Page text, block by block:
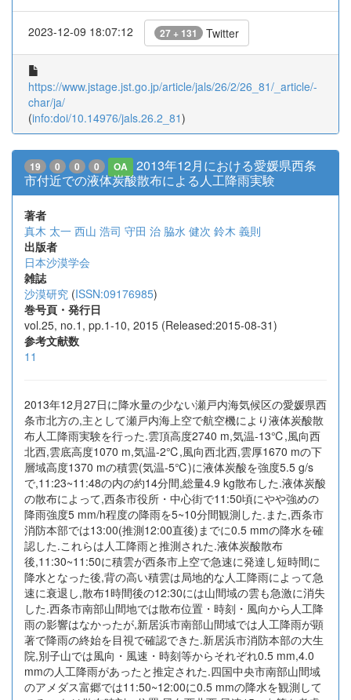
2023-12-09 18:07:12 27 + 131 Twitter
https://www.jstage.jst.go.jp/article/jals/26/2/26_81/_article/-
char/ja/
(info:doi/10.14976/jals.26.2_81)
19 0 0 0 OA
2013年12月における愛媛県西条
市付近での液体炭酸散布による人工降雨実験
著者
真木 太一 西山 浩司 守田 治 脇水 健次 鈴木 義則
出版者
日本沙漠学会
雑誌
沙漠研究 (ISSN:09176985)
巻号頁・発行日
vol.25, no.1, pp.1-10, 2015 (Released:2015-08-31)
参考文献数
11
2013年12月27日に降水量の少ない瀬戸内海気候区の愛媛県西
条市北方の,主として瀬戸内海上空で航空機により液体炭酸散
布人工降雨実験を行った.雲頂高度2740 m,気温-13℃,風向西
北西,雲底高度1070 m,気温-2℃,風向西北西,雲厚1670 mの下
層域高度1370 mの積雲(気温-5℃)に液体炭酸を強度5.5 g/s
で,11:23~11:48の内の約14分間,総量4.9 kg散布した.液体炭酸
の散布によって,西条市役所・中心街で11:50頃にやや強めの
降雨強度5 mm/h程度の降雨を5~10分間観測した.また,西条市
消防本部では13:00(推測12:00直後)までに0.5 mmの降水を確
認した.これらは人工降雨と推測された.液体炭酸散布
後,11:30~11:50に積雲が西条市上空で急速に発達し短時間に
降水となった後,背の高い積雲は局地的な人工降雨によって急
速に衰退し,散布1時間後の12:30には山間域の雲も急激に消失
した.西条市南部山間地では散布位置・時刻・風向から人工降
雨の影響はなかったが,新居浜市南部山間域では人工降雨が顕
著で降雨の終始を目視で確認できた.新居浜市消防本部の大生
院,別子山では風向・風速・時刻等からそれぞれ0.5 mm,4.0
mmの人工降雨があったと推定された.四国中央市南部山間域
のアメダス富郷では11:50~12:00に0.5 mmの降水を観測して